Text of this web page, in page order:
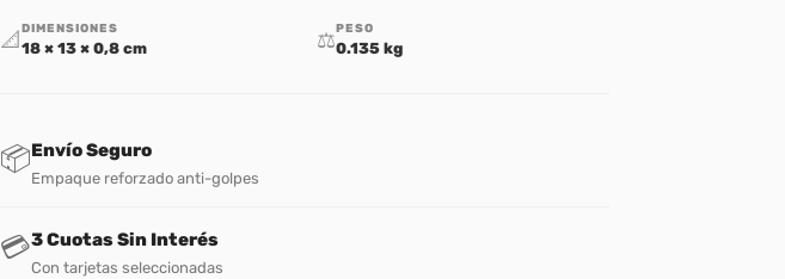
📐 DIMENSIONES
18 × 13 × 0,8 cm ⚖️PESO
0.135 kg
📦Envío Seguro
Empaque reforzado anti-golpes
💳3 Cuotas Sin Interés
Con tarjetas seleccionadas